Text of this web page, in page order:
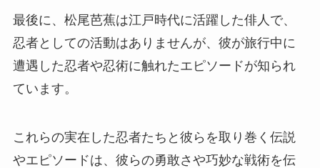
最後に、松尾芭蕉は江戸時代に活躍した俳人で、
忍者としての活動はありませんが、彼が旅行中に
遭遇した忍者や忍術に触れたエピソードが知られ
ています。
これらの実在した忍者たちと彼らを取り巻く伝説
やエピソードは、彼らの勇敢さや巧妙な戦術を伝